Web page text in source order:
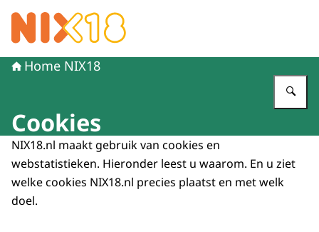
Naar de homepage van NIX18
Home NIX18
Cookies
NIX18.nl maakt gebruik van cookies en
webstatistieken. Hieronder leest u waarom. En u ziet
welke cookies NIX18.nl precies plaatst en met welk
doel.